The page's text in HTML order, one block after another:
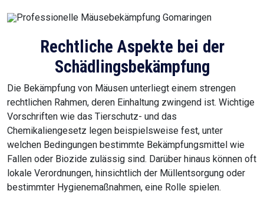
Rechtliche Aspekte bei der
Schädlingsbekämpfung
Die Bekämpfung von Mäusen unterliegt einem strengen
rechtlichen Rahmen, deren Einhaltung zwingend ist. Wichtige
Vorschriften wie das Tierschutz- und das
Chemikaliengesetz legen beispielsweise fest, unter
welchen Bedingungen bestimmte Bekämpfungsmittel wie
Fallen oder Biozide zulässig sind. Darüber hinaus können oft
lokale Verordnungen, hinsichtlich der Müllentsorgung oder
bestimmter Hygienemaßnahmen, eine Rolle spielen.